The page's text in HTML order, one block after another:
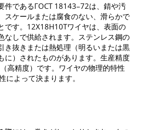
件であるГОСТ 18143–72は、錆や汚
スケールまたは腐食のない、滑らかで
です。12Х18Н10Тワイヤは、表面の
なしで供給されます。ステンレス鋼の
き抜きまたは熱処理（明るいまたは黒
に）されたものがあります。生産精度
高精度）です。ワイヤの物理的特性
によって決まります。